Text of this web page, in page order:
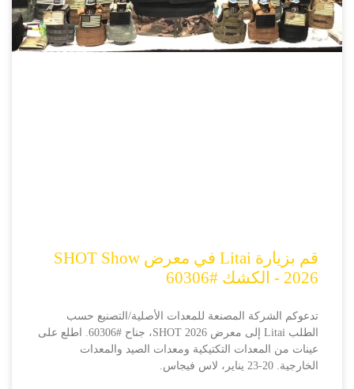
قم بزيارة Litai في معرض SHOT Show
2026 - الكشك #60306
تدعوكم الشركة المصنعة للمعدات الأصلية/التصنيع حسب
الطلب Litai إلى معرض SHOT 2026، جناح #60306. اطلع على
عينات من المعدات التكتيكية ومعدات الصيد والمعدات
الخارجية. 20-23 يناير، لاس فيجاس.